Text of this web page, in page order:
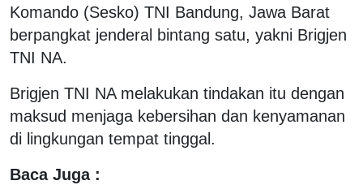
Komando (Sesko) TNI Bandung, Jawa Barat
berpangkat jenderal bintang satu, yakni Brigjen
TNI NA.
Brigjen TNI NA melakukan tindakan itu dengan
maksud menjaga kebersihan dan kenyamanan
di lingkungan tempat tinggal.
Baca Juga :